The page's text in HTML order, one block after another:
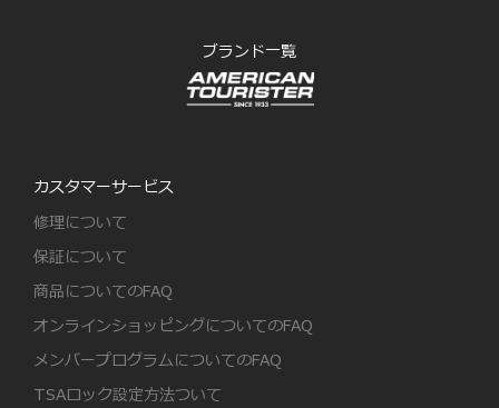
ブランド一覧
カスタマーサービス
修理について
保証について
商品についてのFAQ
オンラインショッピングについてのFAQ
メンバープログラムについてのFAQ
TSAロック設定方法ついて